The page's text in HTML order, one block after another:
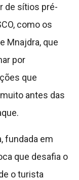
de sítios pré-
como os
Mnajdra, que
por
que
antes das
fundada em
que desafia o
o turista